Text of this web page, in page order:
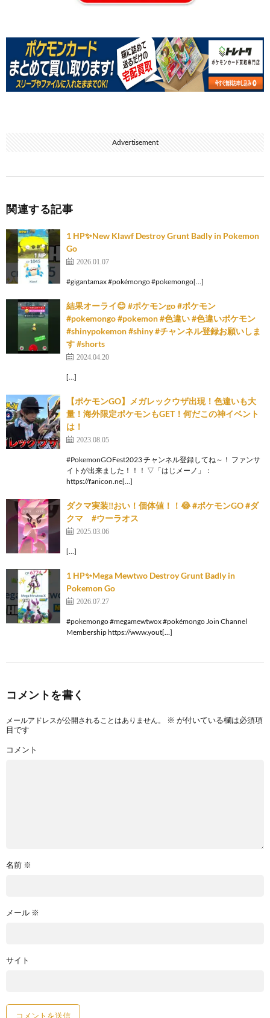
Advertisement
関連する記事
1 HP✨️New Klawf Destroy Grunt Badly in Pokemon
Go
2026.01.07
#gigantamax #pokémongo #pokemongo[…]
結果オーライ😊 #ポケモンgo #ポケモン
#pokemongo #pokemon #色違い #色違いポケモン
#shinypokemon #shiny #チャンネル登録お願いしま
す #shorts
2024.04.20
[…]
【ポケモンGO】メガレックウザ出現！色違いも大
量！海外限定ポケモンもGET！何だこの神イベント
は！
2023.08.05
#PokemonGOFest2023 チャンネル登録してね～！ ファンサ
イトが出来ました！！！ ▽「はじメーノ」：
https://fanicon.ne[…]
ダクマ実装‼️おい！個体値！！😂 #ポケモンGO #ダ
クマ #ウーラオス
2025.03.06
[…]
1 HP✨️Mega Mewtwo Destroy Grunt Badly in
Pokemon Go
2026.07.27
#pokemongo #megamewtwox #pokémongo Join Channel
Membership https://www.yout[…]
コメントを書く
メールアドレスが公開されることはありません。 ※ が付いている欄は必須項
目です
コメント
名前 ※
メール ※
サイト